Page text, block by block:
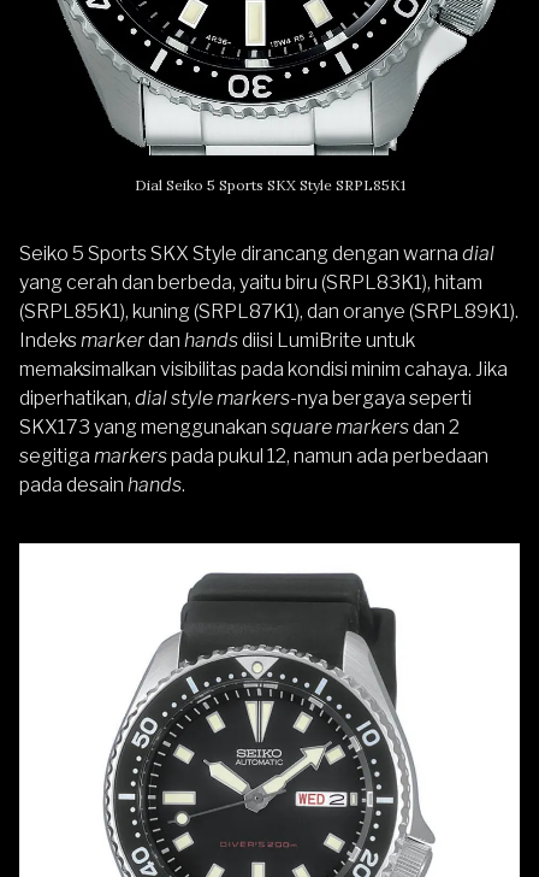
Dial Seiko 5 Sports SKX Style SRPL85K1
Seiko 5 Sports SKX Style dirancang dengan warna dial
yang cerah dan berbeda, yaitu biru (SRPL83K1), hitam
(SRPL85K1), kuning (SRPL87K1), dan oranye (SRPL89K1).
Indeksmarkerdan handsdiisi LumiBrite untuk
memaksimalkan visibilitas pada kondisi minim cahaya. Jika
diperhatikan, dial style markers-nya bergaya seperti
SKX173 yang menggunakan square markersdan 2
segitiga markerspada pukul 12, namun ada perbedaan
pada desain hands.